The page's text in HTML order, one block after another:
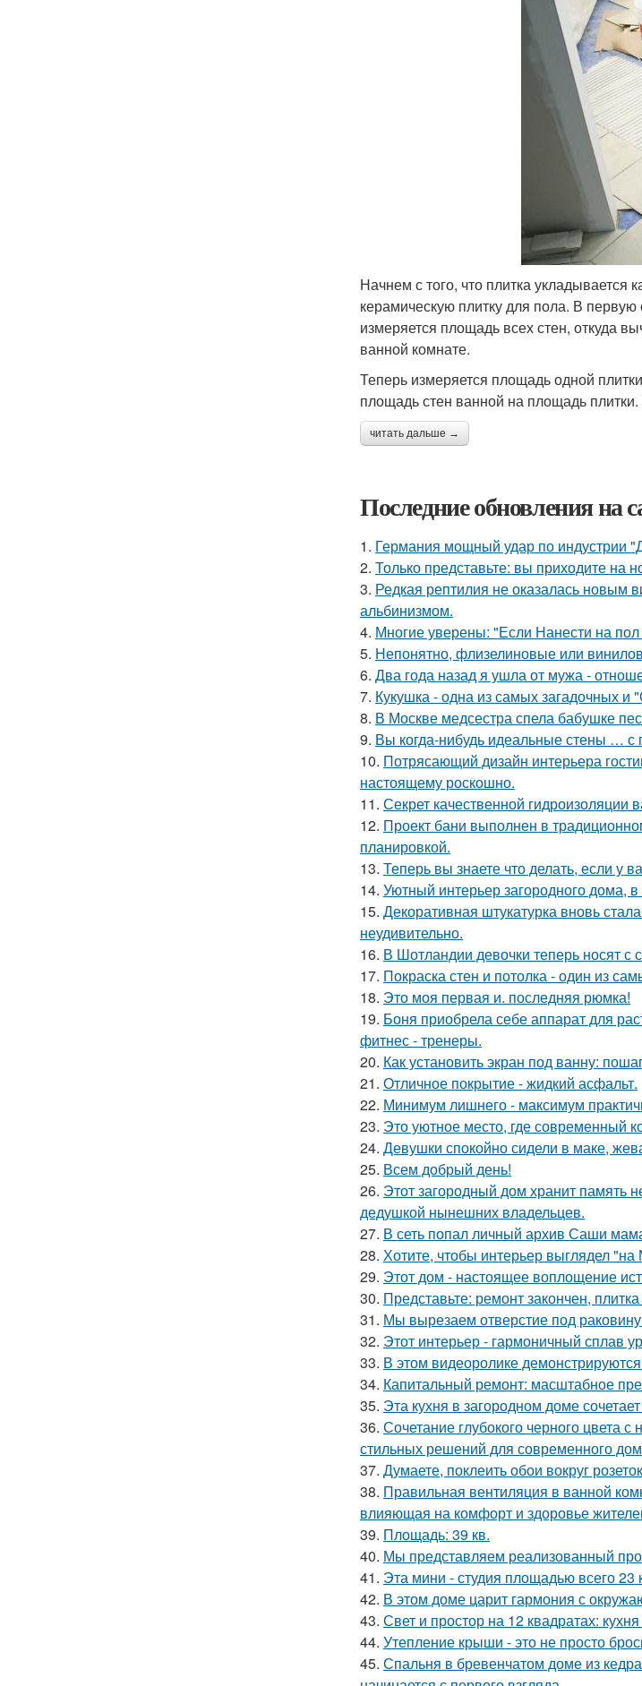
Начнем с того, что плитка укладывается
керамическую плитку для пола. В
измеряется площадь всех стен, откуда
ванной комнате.
Теперь измеряется площадь одной
площадь стен ванной на площадь
читать дальше →
Последние обновления на
1. Германия мощный удар по индустрии
2. Только представьте: вы приходите
3. Редкая рептилия не оказалась новым
альбинизмом.
4. Многие уверены: "Если Нанести на
5. Непонятно, флизелиновые или
6. Два года назад я ушла от мужа -
7. Кукушка - одна из самых загадочных
8. В Москве медсестра спела бабушке
9. Вы когда-нибудь идеальные стены … с
10. Потрясающий дизайн интерьера
настоящему роскошно.
11. Секрет качественной гидроизоляции
12. Проект бани выполнен в
планировкой.
13. Теперь вы знаете что делать, если у
14. Уютный интерьер загородного дома,
15. Декоративная штукатурка вновь
неудивительно.
16. В Шотландии девочки теперь носят
17. Покраска стен и потолка - один из
18. Это моя первая и. последняя рюмка!
19. Боня приобрела себе аппарат для
фитнес - тренеры.
20. Как установить экран под ванну:
21. Отличное покрытие - жидкий асфальт.
22. Минимум лишнего - максимум
23. Это уютное место, где современный
24. Девушки спокойно сидели в маке,
25. Всем добрый день!
26. Этот загородный дом хранит память
дедушкой нынешних владельцев.
27. В сеть попал личный архив Саши
28. Хотите, чтобы интерьер выглядел
29. Этот дом - настоящее воплощение
30. Представьте: ремонт закончен,
31. Мы вырезаем отверстие под
32. Этот интерьер - гармоничный сплав
33. В этом видеоролике
34. Капитальный ремонт: масштабное
35. Эта кухня в загородном доме
36. Сочетание глубокого черного цвета
стильных решений для современного
37. Думаете, поклеить обои вокруг
38. Правильная вентиляция в ванной
влияющая на комфорт и здоровье
39. Площадь: 39 кв.
40. Мы представляем реализованный
41. Эта мини - студия площадью всего 23
42. В этом доме царит гармония с
43. Свет и простор на 12 квадратах:
44. Утепление крыши - это не просто
45. Спальня в бревенчатом доме из